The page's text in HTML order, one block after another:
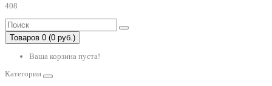
408
Товаров 0 (0 руб.)
Ваша корзина пуста!
Категории